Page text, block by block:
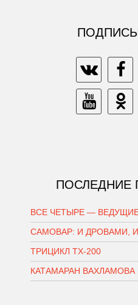
ПОСЛЕДНИЕ
ВСЕ ЧЕТЫРЕ —
САМОВАР: И ДРОВАМИ,
ТРИЦИКЛ ТХ-200
КАТАМАРАН ВАХЛАМОВА